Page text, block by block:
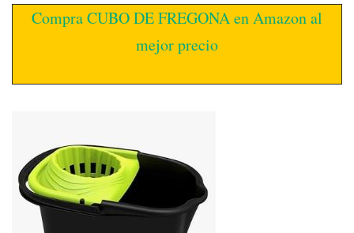
Compra CUBO DE FREGONA en Amazon al
mejor precio